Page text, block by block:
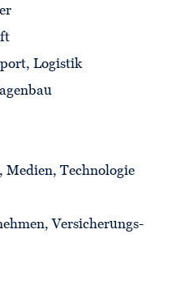
Logistik
Technologie
Versicherungs­